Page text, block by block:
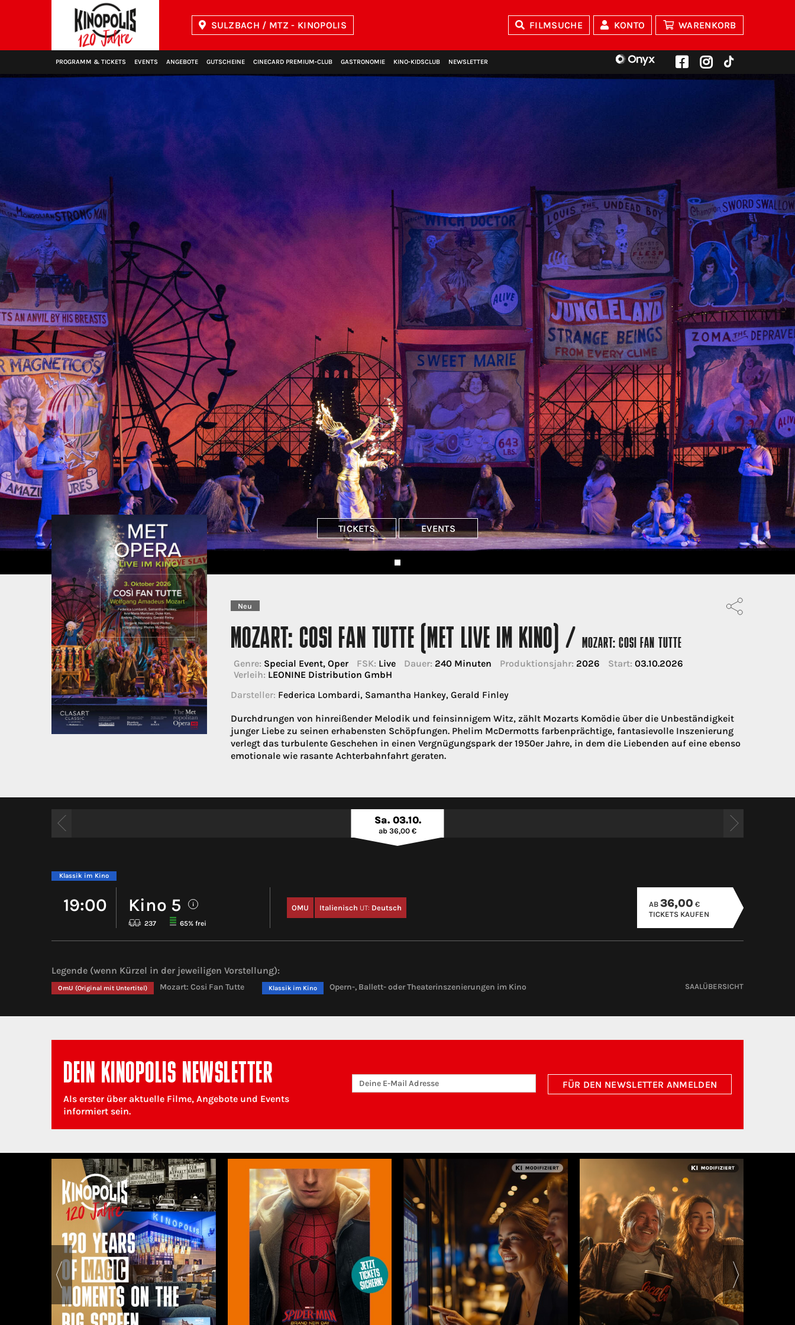
SULZBACH / MTZ - KINOPOLIS FILMSUCHE KONTO WARENKORB
PROGRAMM & TICKETS EVENTS ANGEBOTE GUTSCHEINE CINECARD PREMIUM‑CLUB GASTRONOMIE KINO‑KIDSCLUB NEWSLETTER
TICKETS EVENTS
Neu
MOZART: COSI FAN TUTTE (MET LIVE IM KINO) /MOZART: COSI FAN TUTTE
Genre: Special Event, Oper FSK: Live Dauer: 240 Minuten Produktionsjahr: 2026 Start: 03.10.2026
Verleih: LEONINE Distribution GmbH
Darsteller: Federica Lombardi, Samantha Hankey, Gerald Finley
Durchdrungen von hinreißender Melodik und feinsinnigem Witz, zählt Mozarts Komödie über die Unbeständigkeit
junger Liebe zu seinen erhabensten Schöpfungen. Phelim McDermotts farbenprächtige, fantasievolle Inszenierung
verlegt das turbulente Geschehen in einen Vergnügungspark der 1950er Jahre, in dem die Liebenden auf eine ebenso
emotionale wie rasante Achterbahnfahrt geraten.
Sa. 03.10.
ab 36,00 €
Klassik im Kino
19:00 Kino 5 i
237 65% frei
OMU Italienisch UT: Deutsch AB 36,00 €
TICKETS KAUFEN
Legende (wenn Kürzel in der jeweiligen Vorstellung):
OmU (Original mit Untertitel) Mozart: Cosi Fan Tutte Klassik im Kino Opern-, Ballett- oder Theaterinszenierungen im Kino SAALÜBERSICHT
DEIN KINOPOLIS NEWSLETTER
Als erster über aktuelle Filme, Angebote und Events
informiert sein.
FÜR DEN NEWSLETTER ANMELDEN